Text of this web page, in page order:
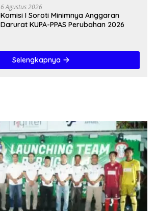
6 Agustus 2026
Komisi I Soroti Minimnya Anggaran
Darurat KUPA-PPAS Perubahan 2026
Selengkapnya